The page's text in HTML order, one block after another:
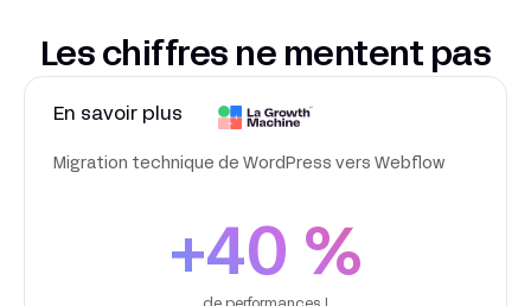
Les chiffres ne mentent pas
Migration technique de WordPress vers Webflow
+40 %
En savoir plus